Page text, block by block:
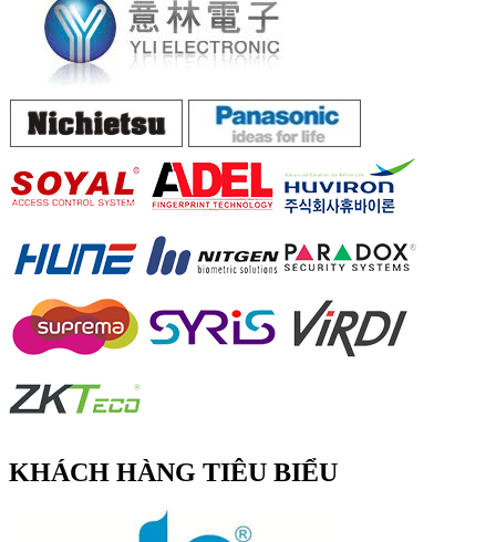
KHÁCH HÀNG TIÊU BIỂU